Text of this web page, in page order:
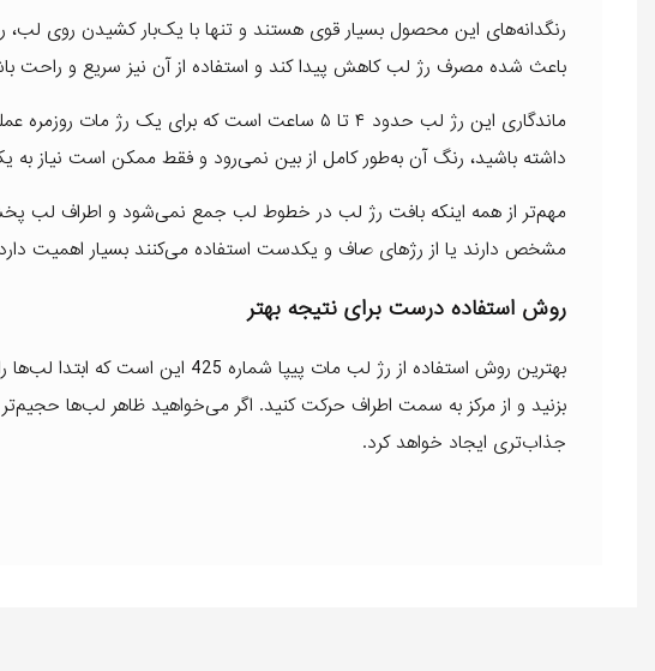
رنگدانه‌های این محصول بسیار قوی هستند و تنها با یک‌بار کشیدن
باعث شده مصرف رژ لب کاهش پیدا کند و استفاده از آن نیز سریع و راحت
ماندگاری این رژ لب حدود ۴ تا ۵ ساعت است که
داشته باشید، رنگ آن به‌طور کامل از بین نمی‌رود و فقط ممکن است نیاز
مهم‌تر از همه اینکه بافت رژ لب در خطوط لب جمع نمی‌شود و اطراف لب
مشخص دارند یا از رژهای صاف و یکدست استفاده می‌کنند بسیار اهمیت
روش استفاده درست برای نتیجه بهتر
بهترین روش استفاده از رژ لب مات
بزنید و از مرکز به سمت اطراف حرکت کنید. اگر می‌خواهید ظاهر لب‌ها
جذاب‌تری ایجاد خواهد کرد.